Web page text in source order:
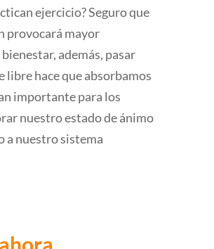
ejercicio? Seguro que
provocará mayor
además, pasar
libre hace que absorbamos
importante para los
nuestro estado de ánimo
a nuestro sistema